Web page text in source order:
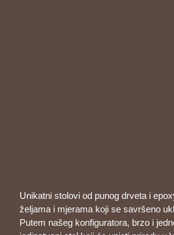
Unikatni stolovi od punog drveta i
željama i mjerama koji se savršeno
Putem našeg konfiguratora, brzo i